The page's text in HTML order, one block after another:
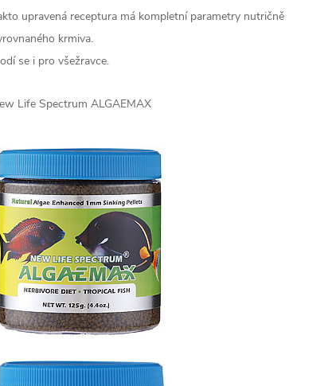
upravená receptura má kompletní parametry nutričně
krmiva.
se i pro všežravce.
Life Spectrum ALGAEMAX